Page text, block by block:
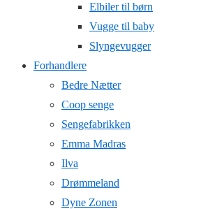
Elbiler til børn
Vugge til baby
Slyngevugger
Forhandlere
Bedre Nætter
Coop senge
Sengefabrikken
Emma Madras
Ilva
Drømmeland
Dyne Zonen